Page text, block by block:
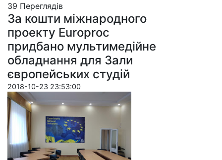
39 Пере­гля­дів
За кошти міжнародного
проекту Europroc
придбано мультимедійне
обладнання для Зали
європейських студій
2018-10-23 23:53:00